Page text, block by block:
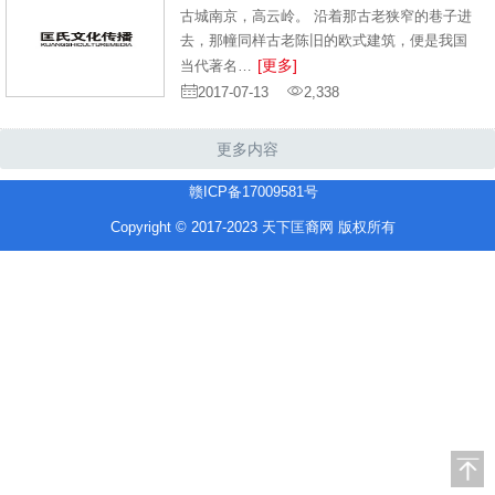
古城南京，高云岭。 沿着那古老狭窄的巷子进
去，那幢同样古老陈旧的欧式建筑，便是我国
当代著名…
[更多]
2017-07-13 2,338
更多内容
赣ICP备17009581号
Copyright © 2017-2023 天下匡裔网 版权所有